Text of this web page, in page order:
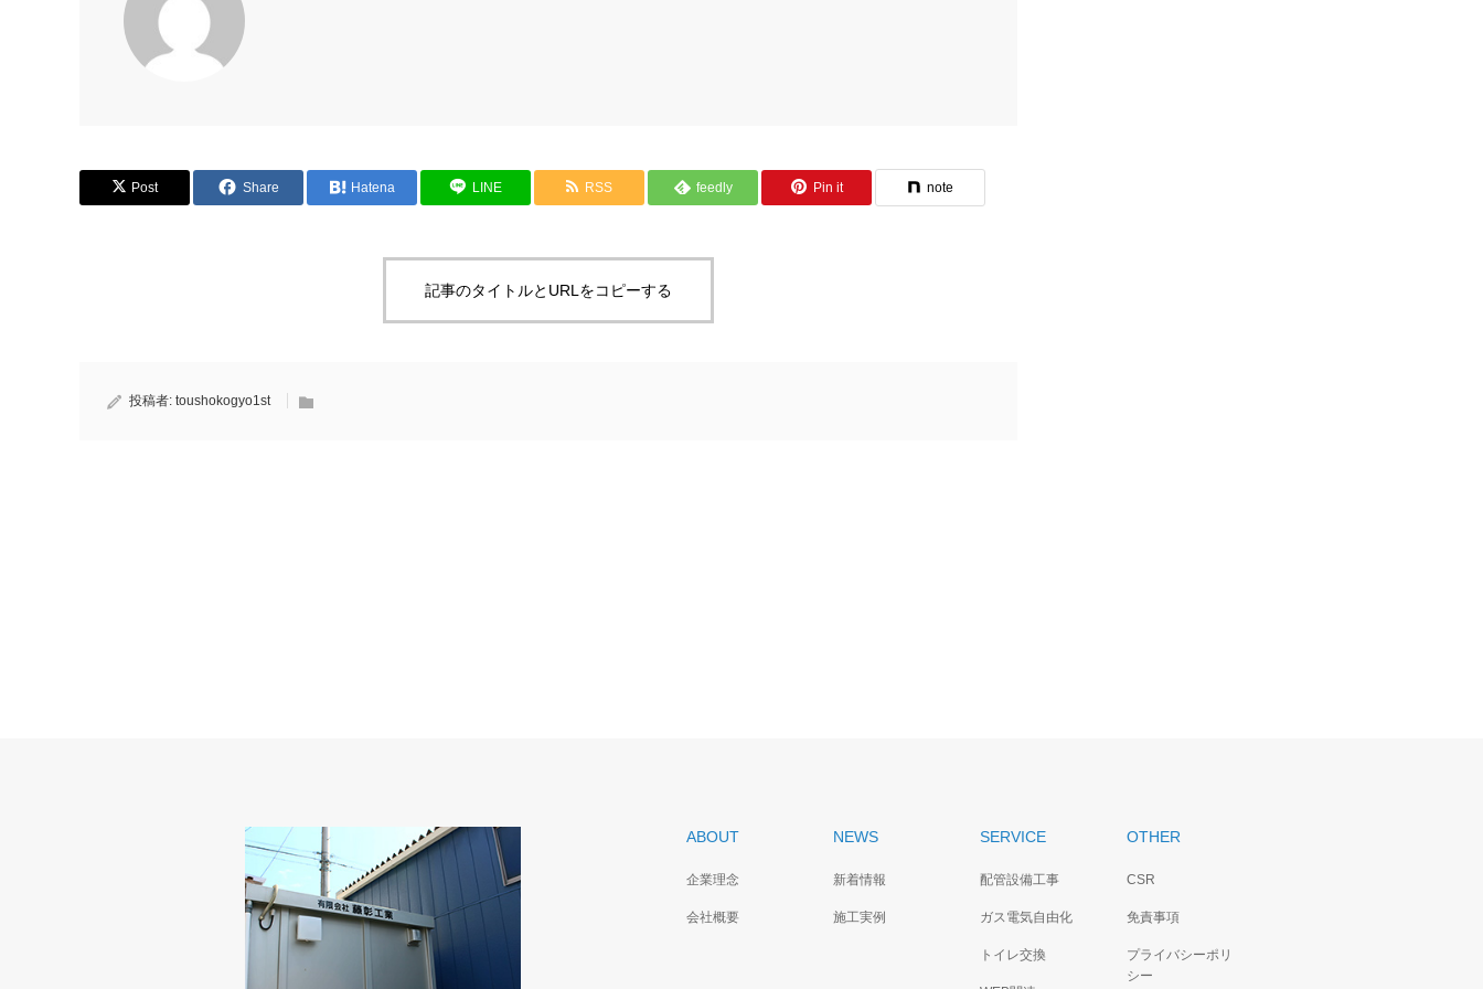
Post Share Hatena LINE RSS feedly Pin it note
記事のタイトルとURLをコピーする
投稿者: toushokogyo1st
ABOUT
企業理念
会社概要
NEWS
新着情報
施工実例
SERVICE
配管設備工事
ガス電気自由化
トイレ交換
OTHER
CSR
免責事項
プライバシーポリ
シー